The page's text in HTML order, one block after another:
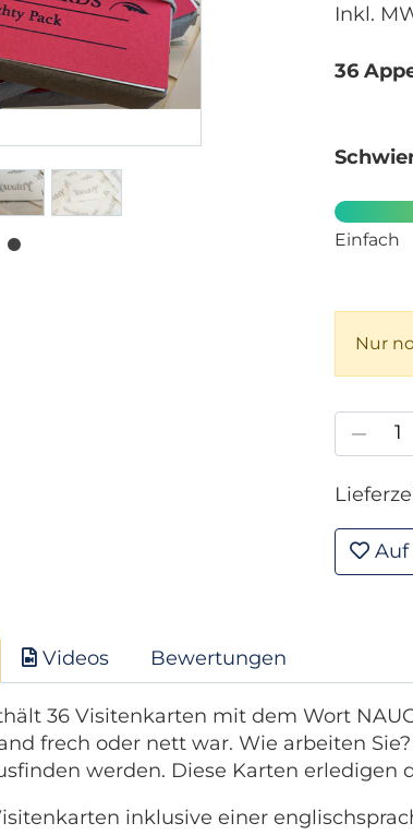
Inkl.
36
Einfach
Nur
–
Auf
Videos Bewertungen
36 Visitenkarten mit dem Wort
frech oder nett war. Wie arbeiten Sie?
werden. Diese Karten erledigen
inklusive einer